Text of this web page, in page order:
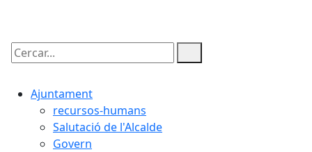
Cercar:
Ajuntament
recursos-humans
Salutació de l'Alcalde
Govern